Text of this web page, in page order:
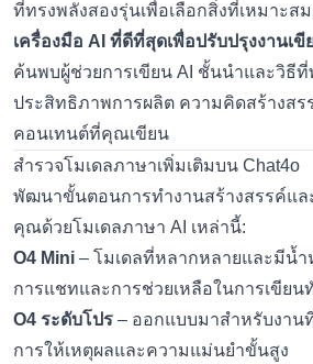
ที่ทรงพลังสองรุ่นเพื่อเลือกสิ่งที่เหมาะ
เครื่องมือ AI ที่ดีที่สุดเพื่อปรับปรุงงานเ
ค้นพบผู้ช่วยการเขียน AI ชั้นนำและวิธีที่
ประสิทธิภาพการผลิต ความคิดสร้างส
คอนเทนต์ที่คุณเขียน
สำรวจโมเดลภาษาเพิ่มเติมบน Chat4o
พัฒนาขั้นตอนการทำงานสร้างสรรค์แ
คุณด้วยโมเดลภาษา AI เหล่านี้:
O4 Mini – โมเดลที่หลากหลายและมีน้ำ
การแชทและการช่วยเหลือในการเขียน
O4 ระดับโปร – ออกแบบมาสำหรับงาน
การให้เหตุผลและความแม่นยำขั้นสูง